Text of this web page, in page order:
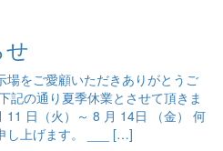
場をご愛顧いただきありがとうご
記の通り夏季休業とさせて頂きま
日（火）～ 8 月 14日 （金） 何
し上げます。 ___ […]